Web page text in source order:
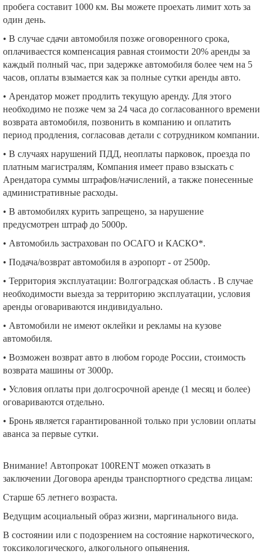
пробега составит 1000 км. Вы можете проехать лимит хоть за
один день.
• В случае сдачи автомобиля позже оговоренного срока,
оплачиваестся компенсация равная стоимости 20% аренды за
каждый полный час, при задержке автомобиля более чем на 5
часов, оплаты взымается как за полные сутки аренды авто.
• Арендатор может продлить текущую аренду. Для этого
необходимо не позже чем за 24 часа до согласованного времени
возврата автомобиля, позвонить в компанию и оплатить
период продления, согласовав детали с сотрудником компании.
• В случаях нарушений ПДД, неоплаты парковок, проезда по
платным магистралям, Компания имеет право взыскать с
Арендатора суммы штрафов/начислений, а также понесенные
административные расходы.
• В автомобилях курить запрещено, за нарушение
предусмотрен штраф до 5000р.
• Автомобиль застрахован по ОСАГО и КАСКО*.
• Подача/возврат автомобиля в аэропорт - от 2500р.
• Территория эксплуатации: Волгоградская область . В случае
необходимости выезда за территорию эксплуатации, условия
аренды оговариваются индивидуально.
• Автомобили не имеют оклейки и рекламы на кузове
автомобиля.
• Возможен возврат авто в любом городе России, стоимость
возврата машины от 3000р.
• Условия оплаты при долгосрочной аренде (1 месяц и более)
оговариваются отдельно.
• Бронь является гарантированной только при условии оплаты
аванса за первые сутки.
Внимание! Автопрокат 100RENT можеn отказать в
заключении Договора аренды транспортного средства лицам:
Старше 65 летнего возраста.
Ведущим асоциальный образ жизни, маргинального вида.
В состоянии или с подозрением на состояние наркотического,
токсикологического, алкогольного опьянения.